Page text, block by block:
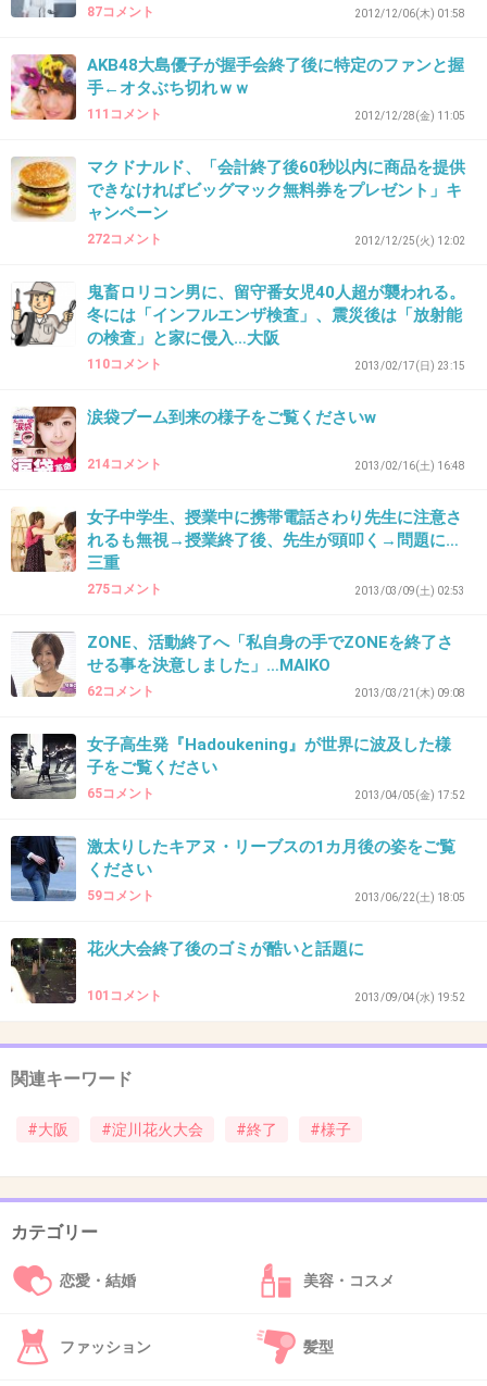
ゴミはゴミ箱へ。
33. 匿名2013/08/11(日) 06:39:02
マナーも悪い。バカも多い。ホントにどんな神
経してんだよ！便乗して捨てる奴も最低最
悪!!!!!!!!調子づいてんじゃないよまったく。怒
+187 -3
34. 匿名2013/08/11(日) 06:39:03
一つ一つをDNA鑑定して持ち主に送り返してや
+211 -6
私が見てた穴場的な所は皆さん片付けてたんで
すが
他の人もやってるからいいよね
モラルはどこへ行ったの？(´･_･`)
-5
36. 匿名2013/08/11(日) 06:39:50
い！
ゴミは持ち帰って 気持ちよく帰ろう！
ゴミが波のようにある
+39
87コメント 2012/12/06(木) 01:58
AKB48大島優子が握手会終了後に特定のファンと握
手←オタぶち切れｗｗ
111コメント 2012/12/28(金) 11:05
マクドナルド、「会計終了後60秒以内に商品を提供
できなければビッグマック無料券をプレゼント」キ
ャンペーン
272コメント 2012/12/25(火) 12:02
鬼畜ロリコン男に、留守番女児40人超が襲われる。
冬には「インフルエンザ検査」、震災後は「放射能
の検査」と家に侵入…大阪
110コメント 2013/02/17(日) 23:15
涙袋ブーム到来の様子をご覧くださいw
214コメント 2013/02/16(土) 16:48
女子中学生、授業中に携帯電話さわり先生に注意さ
れるも無視→授業終了後、先生が頭叩く→問題に…
三重
275コメント 2013/03/09(土) 02:53
ZONE、活動終了へ「私自身の手でZONEを終了さ
せる事を決意しました」…MAIKO
62コメント 2013/03/21(木) 09:08
女子高生発『Hadoukening』が世界に波及した様
子をご覧ください
65コメント 2013/04/05(金) 17:52
激太りしたキアヌ・リーブスの1カ月後の姿をご覧
ください
59コメント 2013/06/22(土) 18:05
花火大会終了後のゴミが酷いと話題に
101コメント 2013/09/04(水) 19:52
関連キーワード
#大阪 #淀川花火大会 #終了 #様子
カテゴリー
恋愛・結婚 美容・コスメ
ファッション 髪型